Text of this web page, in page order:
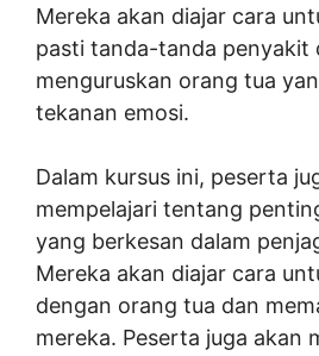
Mereka akan diajar cara
pasti tanda-tanda penyakit
menguruskan orang tua
tekanan emosi.
Dalam kursus ini, peserta
mempelajari tentang
yang berkesan dalam
Mereka akan diajar cara
dengan orang tua dan
mereka. Peserta juga akan